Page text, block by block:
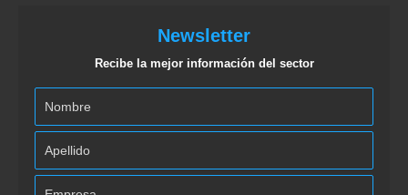
Newsletter
Recibe la mejor información del sector